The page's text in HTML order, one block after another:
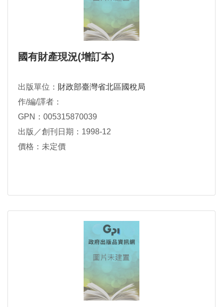
國有財產現況(增訂本)
出版單位： 財政部臺灣省北區國稅局
作/編/譯者：
GPN：005315870039
出版／創刊日期：1998-12
價格：未定價